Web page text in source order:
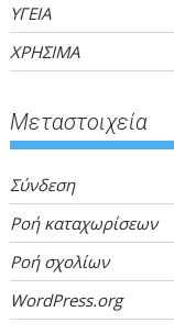
ΥΓΕΙΑ
ΧΡΗΣΙΜΑ
Μεταστοιχεία
Σύνδεση
Ροή καταχωρίσεων
Ροή σχολίων
WordPress.org